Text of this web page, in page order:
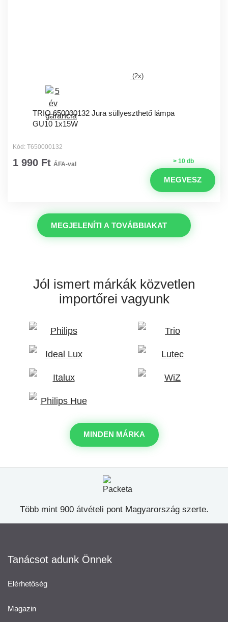
(2x)
TRIO 650000132 Jura süllyeszthető lámpa
GU10 1x15W
Kód: T650000132
> 10 db
1 990 Ft ÁFA-val
MEGVESZ
MEGJELENÍTI A TOVÁBBIAKAT
Jól ismert márkák közvetlen
importőrei vagyunk
MINDEN MÁRKA
Több mint 900 átvételi pont Magyarország szerte.
Tanácsot adunk Önnek
Elérhetőség
Magazin